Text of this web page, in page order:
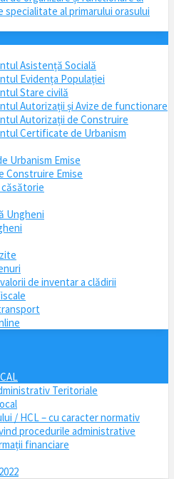
specialitate al primarului orasului
Asistență Socială
Evidența Populației
Stare civilă
Autorizații și Avize de functionare
Autorizații de Construire
Certificate de Urbanism
Urbanism Emise
Construire Emise
căsătorie
Ungheni
de inventar a clădirii
Teritoriale
/ HCL – cu caracter normativ
procedurile administrative
financiare